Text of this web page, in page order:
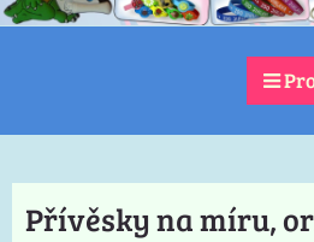
Přívěsky na míru,